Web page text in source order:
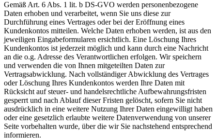
Gemäß Art. 6 Abs. 1 lit. b DS-GVO werden personenbezogene
Daten erhoben und verarbeitet, wenn Sie uns diese zur
Durchführung eines Vertrages oder bei der Eröffnung eines
Kundenkontos mitteilen. Welche Daten erhoben werden, ist aus den
jeweiligen Eingabeformularen ersichtlich. Eine Löschung Ihres
Kundenkontos ist jederzeit möglich und kann durch eine Nachricht
an die o.g. Adresse des Verantwortlichen erfolgen. Wir speichern
und verwenden die von Ihnen mitgeteilten Daten zur
Vertragsabwicklung. Nach vollständiger Abwicklung des Vertrages
oder Löschung Ihres Kundenkontos werden Ihre Daten mit
Rücksicht auf steuer- und handelsrechtliche Aufbewahrungsfristen
gesperrt und nach Ablauf dieser Fristen gelöscht, sofern Sie nicht
ausdrücklich in eine weitere Nutzung Ihrer Daten eingewilligt haben
oder eine gesetzlich erlaubte weitere Datenverwendung von unserer
Seite vorbehalten wurde, über die wir Sie nachstehend entsprechend
informieren.